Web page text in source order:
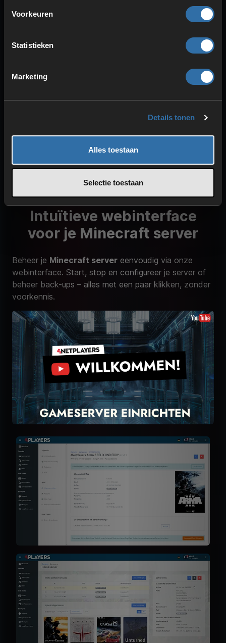
Voorkeuren
Statistieken
Marketing
Details tonen
Alles toestaan
Selectie toestaan
Intuïtieve webinterface
voor je Minecraft server
Beheer je Minecraft server eenvoudig via onze
webinterface. Start, stop en configureer je server of
beheer back-ups – alles met een paar klikken, zonder
voorkennis.